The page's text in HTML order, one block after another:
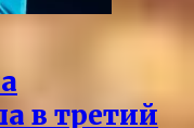
в третий